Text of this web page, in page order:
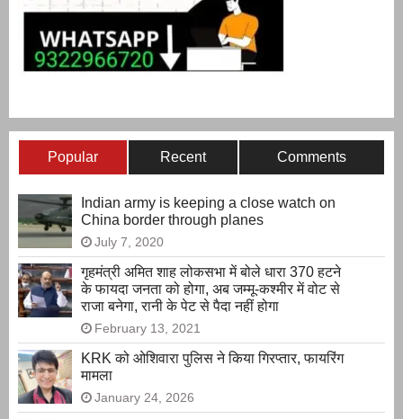
Popular Recent Comments
Indian army is keeping a close watch on
China border through planes
July 7, 2020
गृहमंत्री अमित शाह लोकसभा में बोले धारा 370 हटने
के फायदा जनता को होगा, अब जम्मू-कश्मीर में वोट से
राजा बनेगा, रानी के पेट से पैदा नहीं होगा
February 13, 2021
KRK को ओशिवारा पुलिस ने किया गिरप्तार, फायरिंग
मामला
January 24, 2026